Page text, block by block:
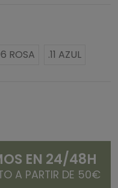
ROSA .11 AZUL
EN 24/48H
A PARTIR DE 50€